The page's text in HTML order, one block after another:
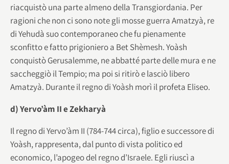
riacquistò una parte almeno della Transgiordania. Per
ragioni che non ci sono note gli mosse guerra Amatzyà, re
di Yehudà suo contemporaneo che fu pienamente
sconfitto e fatto prigioniero a Bet Shèmesh. Yoàsh
conquistò Gerusalemme, ne abbatté parte delle mura e ne
saccheggiò il Tempio; ma poi si ritirò e lasciò libero
Amatzyà. Durante il regno di Yoàsh morì il profeta Eliseo.
d) Yervo’àm II e Zekharyà
Il regno di Yervo’àm II (784-744 circa), figlio e successore di
Yoàsh, rappresenta, dal punto di vista politico ed
economico, l’apogeo del regno d’Israele. Egli riuscì a